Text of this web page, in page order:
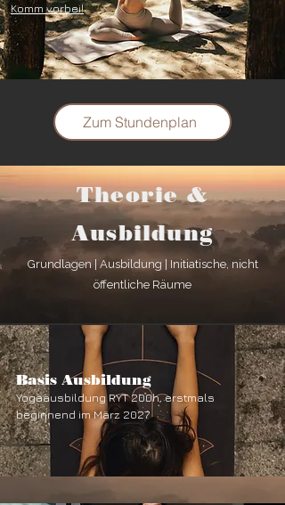
Komm vorbei!
Zum Stundenplan​​
Theorie &
Ausbildung
Grundlagen | Ausbildung | Initiatische, nicht
öffentliche Räume
Basis Ausbildung
Yogaausbildung RYT 200h, erstmals
beginnend im März 2027